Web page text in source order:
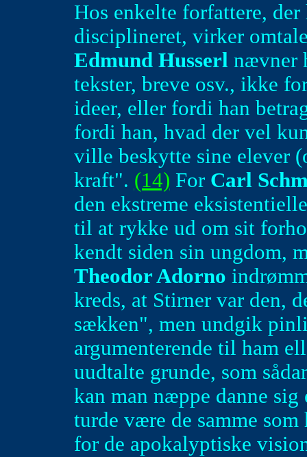
Hos enkelte forfattere,
disciplineret, virker
Edmund Husserl nævner
tekster, breve osv., ikke
ideer, eller fordi han
fordi han, hvad der vel
ville beskytte sine elever
kraft". (14) For Carl
den ekstreme
til at rykke ud om sit
kendt siden sin ungdom,
Theodor Adorno
kreds, at Stirner var den,
sækken", men undgik
argumenterende til ham
uudtalte grunde, som
kan man næppe danne
turde være de samme
for de apokalyptiske